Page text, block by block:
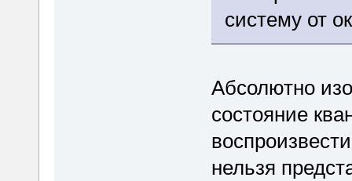
систему от
Абсолютно
состояние
нельзя